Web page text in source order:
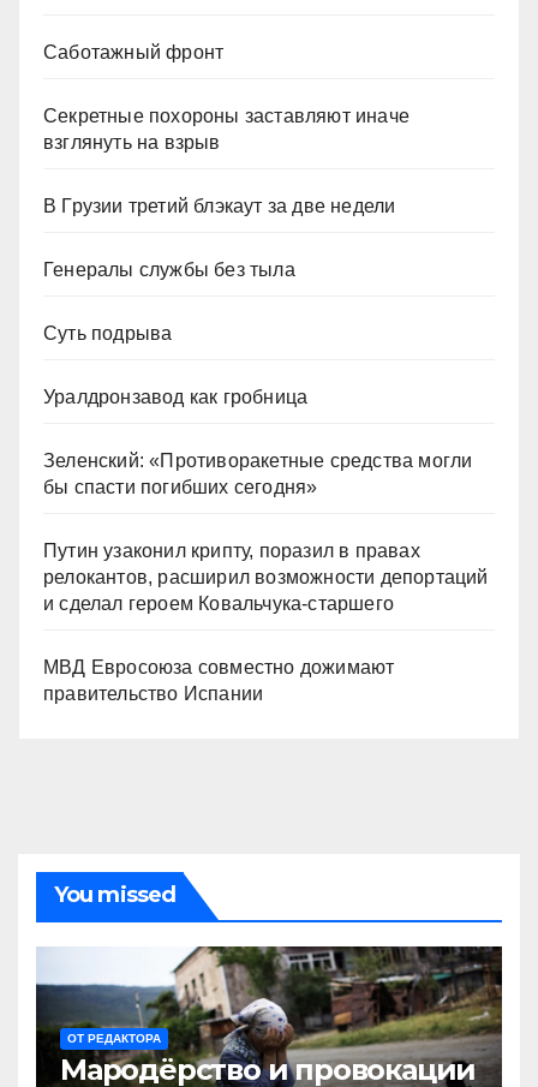
Саботажный фронт
Секретные похороны заставляют иначе
взглянуть на взрыв
В Грузии третий блэкаут за две недели
Генералы службы без тыла
Суть подрыва
Уралдронзавод как гробница
Зеленский: «Противоракетные средства могли
бы спасти погибших сегодня»
Путин узаконил крипту, поразил в правах
релокантов, расширил возможности депортаций
и сделал героем Ковальчука-старшего
МВД Евросоюза совместно дожимают
правительство Испании
You missed
ОТ РЕДАКТОРА
Мародёрство и провокации